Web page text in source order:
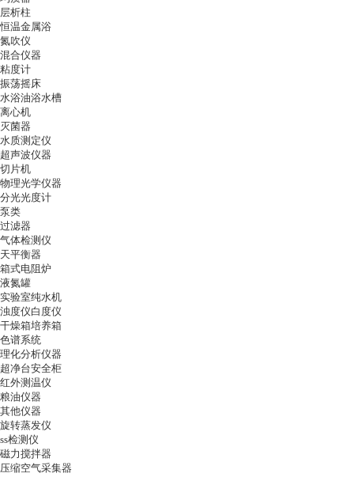
层析柱
恒温金属浴
氮吹仪
混合仪器
粘度计
振荡摇床
水浴油浴水槽
离心机
灭菌器
水质测定仪
超声波仪器
切片机
物理光学仪器
分光光度计
泵类
过滤器
气体检测仪
天平衡器
箱式电阻炉
液氮罐
实验室纯水机
浊度仪白度仪
干燥箱培养箱
色谱系统
理化分析仪器
超净台安全柜
红外测温仪
粮油仪器
其他仪器
旋转蒸发仪
ss检测仪
磁力搅拌器
压缩空气采集器